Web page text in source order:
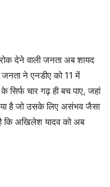
देने वाली जनता अब शायद
ने एनडीए को 11 में
चार गढ़ ही बच पाए, जहां
है जो उसके लिए असंभव जैसा
है कि अखिलेश यादव को अब